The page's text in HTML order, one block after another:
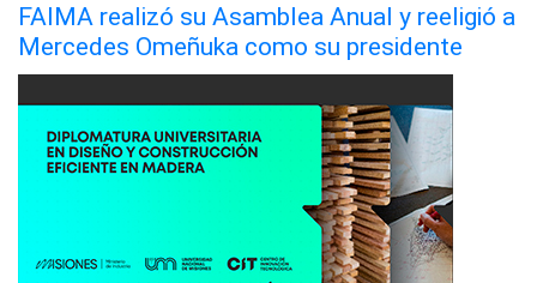
FAIMA realizó su Asamblea Anual y reeligió a
Mercedes Omeñuka como su presidente